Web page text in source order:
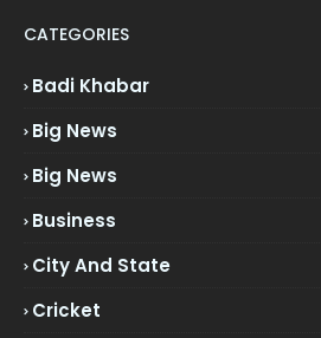
CATEGORIES
Badi Khabar
Big News
Big News
Business
City And State
Cricket